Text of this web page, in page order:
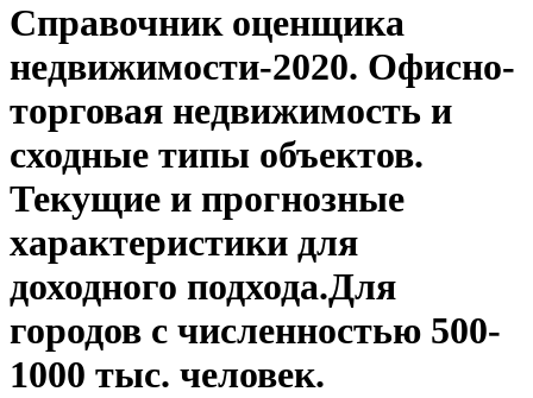
Справочник оценщика
недвижимости-2020. Офисно-
торговая недвижимость и
сходные типы объектов.
Текущие и прогнозные
характеристики для
доходного подхода.Для
городов с численностью 500-
1000 тыс. человек.